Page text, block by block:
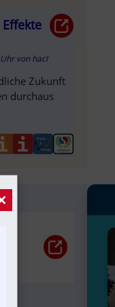
vonhacl
Zukunft
durchaus